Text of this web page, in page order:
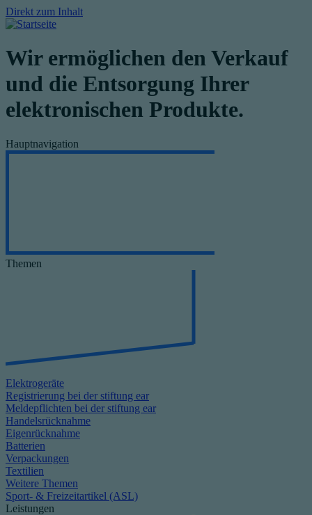
Direkt zum Inhalt
Wir ermöglichen den Verkauf
und die Entsorgung Ihrer
elektronischen Produkte.
Hauptnavigation
Themen
Elektrogeräte
Registrierung bei der stiftung ear
Meldepflichten bei der stiftung ear
Handelsrücknahme
Eigenrücknahme
Batterien
Verpackungen
Textilien
Weitere Themen
Sport- & Freizeitartikel (ASL)
Leistungen